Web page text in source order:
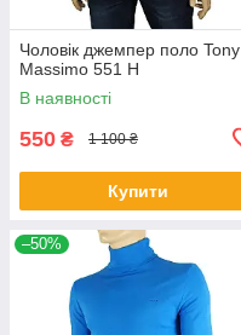
Чоловік джемпер поло Tony
Massimo 551 Н
В наявності
550 ₴ 1 100 ₴
Купити
–50%